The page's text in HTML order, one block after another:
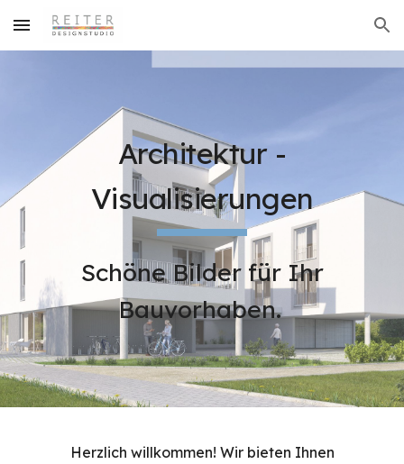
Skip to main content Skip to navigation
Architektur -
Visualisierungen
Schöne Bilder für Ihr
Bauvorhaben.
Herzlich willkommen! Wir bieten Ihnen